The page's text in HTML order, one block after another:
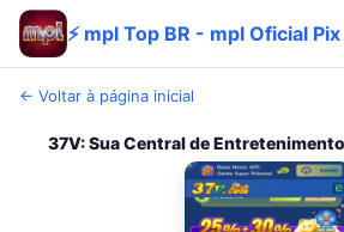
⚡ mpl Top BR - mpl Oficial Pix
← Voltar à página inicial
37V: Sua Central de